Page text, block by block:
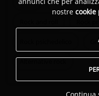
Funk Blues Rock
nostre cookie